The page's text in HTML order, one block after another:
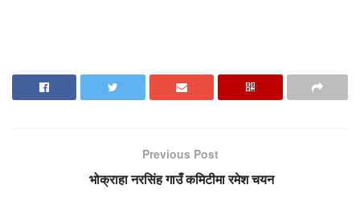
Previous Post
भोक्राहा नरसिंह गाउँ कमिटीमा रमेश चयन